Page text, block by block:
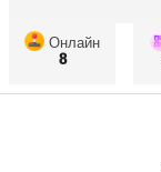
Онлайн
8